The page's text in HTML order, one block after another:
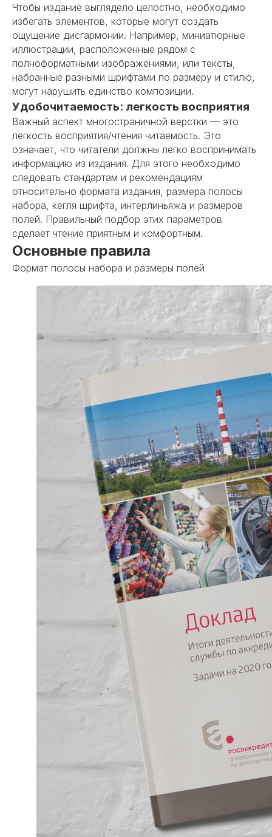
Чтобы издание выглядело целостно, необходимо
избегать элементов, которые могут создать
ощущение дисгармонии. Например, миниатюрные
иллюстрации, расположенные рядом с
полноформатными изображениями, или тексты,
набранные разными шрифтами по размеру и стилю,
могут нарушить единство композиции.
Удобочитаемость: легкость восприятия
Важный аспект многостраничной верстки — это
легкость восприятия/чтения читаемость. Это
означает, что читатели должны легко воспринимать
информацию из издания. Для этого необходимо
следовать стандартам и рекомендациям
относительно формата издания, размера полосы
набора, кегля шрифта, интерлиньяжа и размеров
полей. Правильный подбор этих параметров
сделает чтение приятным и комфортным.
Основные правила
Формат полосы набора и размеры полей